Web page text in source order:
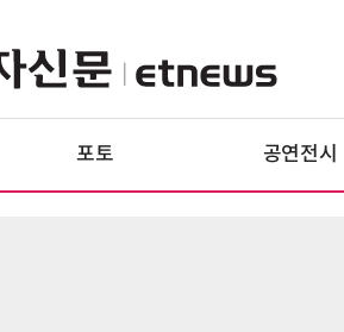
포토 공연전시